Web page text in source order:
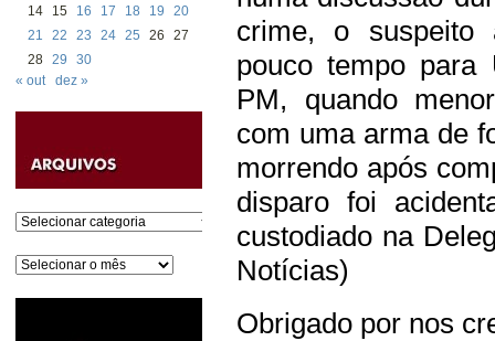
14
15 16 17 18 19
20
21
22 23 24 25 26
27
28 29
30
« out
dez »
Categorias
Arquivos
crime, o suspeito
pouco tempo
PM, quando
com uma arma de
morrendo após
disparo foi
custodiado na
Notícias)
Obrigado por nos